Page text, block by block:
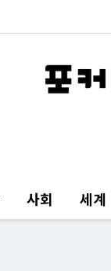
사회 세계